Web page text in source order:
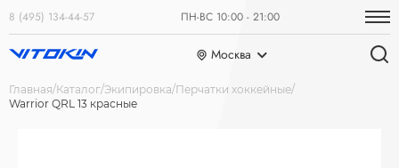
8 (495) 134-44-57 ПН-ВС 10:00 - 21:00
Москва
Главная Каталог Экипировка Перчатки хоккейные
Warrior QRL 13 красные